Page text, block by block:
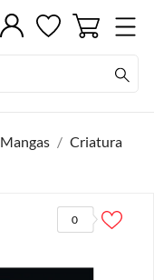
Mangas
Criatura
0